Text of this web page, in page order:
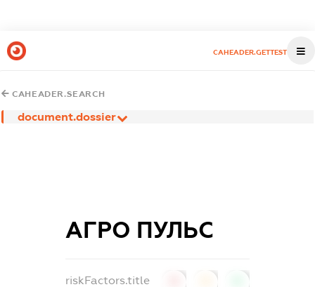
CAHEADER.GETTEST
CAHEADER.SEARCH
document.dossier
АГРО ПУЛЬС
riskFactors.title